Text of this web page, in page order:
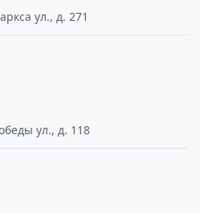
ул., д. 271
ул., д. 118